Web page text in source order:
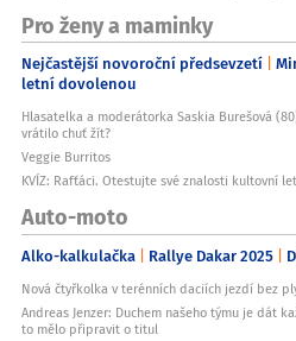
Pro ženy a maminky
Nejčastější novoroční předsevzetí
letní dovolenou
Hlasatelka a moderátorka Saskia Burešová
vrátilo chuť žít?
Veggie Burritos
KVÍZ: Rafťáci. Otestujte své znalosti kultovní
Auto-moto
Alko-kalkulačka Rallye Dakar 2025
Nová čtyřkolka v terénních daciích jezdí bez
Andreas Jenzer: Duchem našeho týmu je dát
to mělo připravit o titul